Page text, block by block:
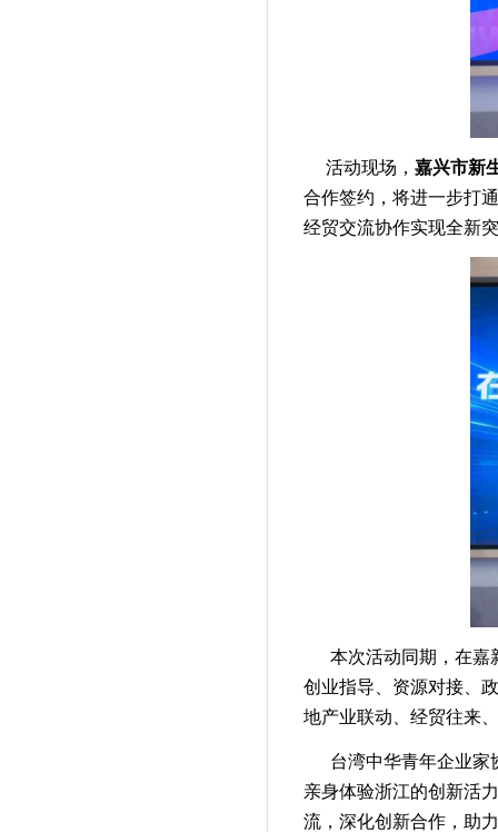
活动现场，嘉兴市新
合作签约，将进一步打
经贸交流协作实现全新
本次活动同期，在嘉
创业指导、资源对接、
地产业联动、经贸往来
台湾中华青年企业家
亲身体验浙江的创新活
流，深化创新合作，助